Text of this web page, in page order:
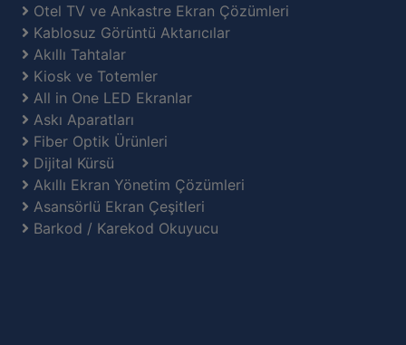
Otel TV ve Ankastre Ekran Çözümleri
Kablosuz Görüntü Aktarıcılar
Akıllı Tahtalar
Kiosk ve Totemler
All in One LED Ekranlar
Askı Aparatları
Fiber Optik Ürünleri
Dijital Kürsü
Akıllı Ekran Yönetim Çözümleri
Asansörlü Ekran Çeşitleri
Barkod / Karekod Okuyucu